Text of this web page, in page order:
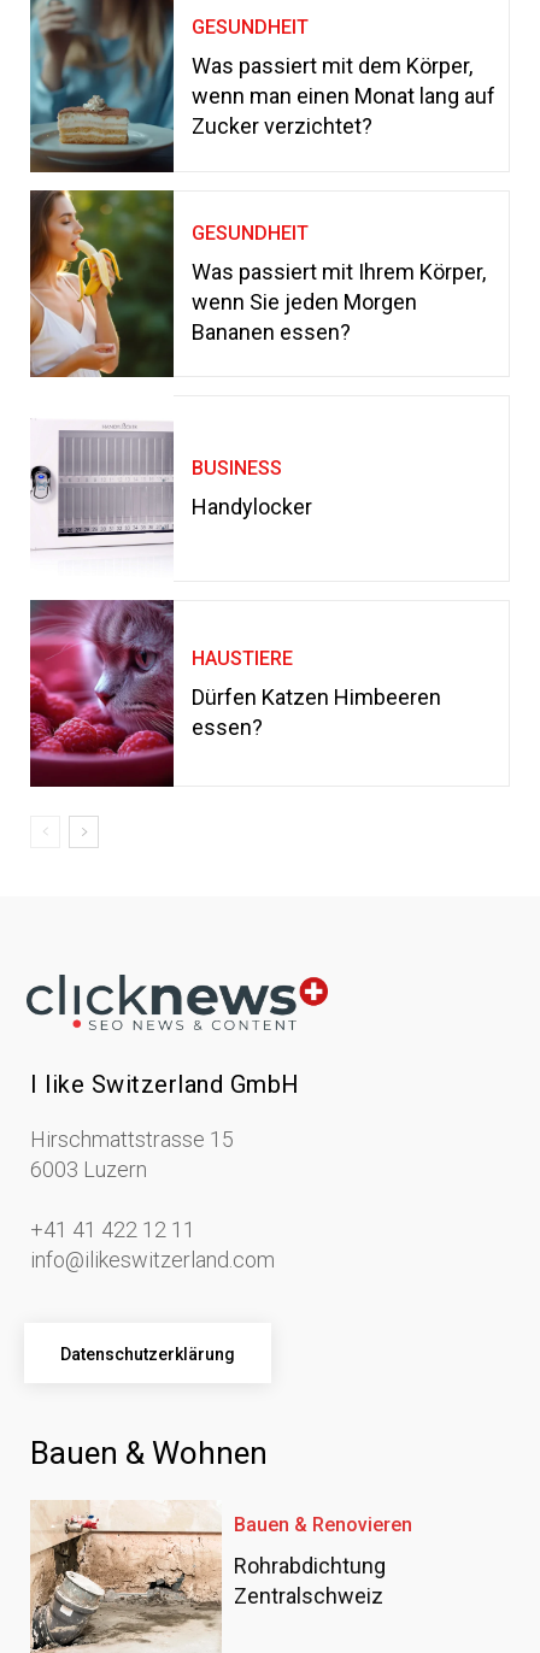
GESUNDHEIT
Was passiert mit dem Körper,
wenn man einen Monat lang auf
Zucker verzichtet?
GESUNDHEIT
Was passiert mit Ihrem Körper,
wenn Sie jeden Morgen
Bananen essen?
BUSINESS
Handylocker
HAUSTIERE
Dürfen Katzen Himbeeren
essen?
I like Switzerland GmbH
Hirschmattstrasse 15
6003 Luzern
+41 41 422 12 11
info@ilikeswitzerland.com
Datenschutzerklärung
Bauen & Wohnen
Bauen & Renovieren
Rohrabdichtung
Zentralschweiz